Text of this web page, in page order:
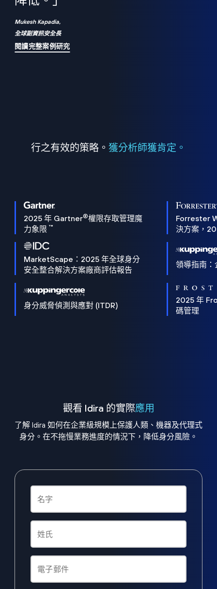
Mukesh Kapadia,
全球副資訊安全長
閱讀完整案例研究
行之有效的策略。 獲分析師獲肯定。
2025 年 Gartner®權限存取管理魔
力象限 ™
Forrester
決方案，
MarketScape：2025 年全球身分
安全整合解決方案廠商評估報告
領導指南
身分威脅偵測與應對 (ITDR)
2025 年
碼管理
觀看 Idira 的實際應用
了解 Idira 如何在企業級規模上保護人類、機器及代理式
身分。在不拖慢業務進度的情況下，降低身分風險。